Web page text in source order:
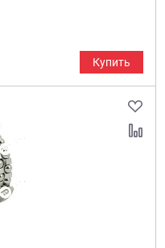
Купить